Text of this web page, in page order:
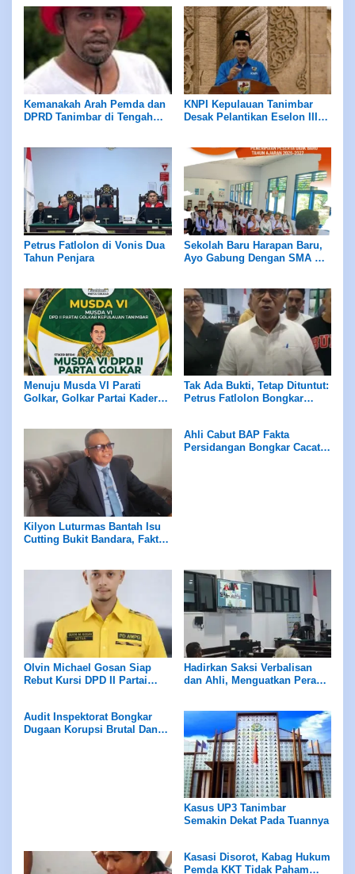
Merdeka Malang
Kemanakah Arah Pemda dan
DPRD Tanimbar di Tengah
KNPI Kepulauan Tanimbar
Desak Pelantikan Eselon III
Penempatan Bom Waktu
Petrus Fatlolon di Vonis Dua
Tahun Penjara
Sekolah Baru Harapan Baru,
Ayo Gabung Dengan SMA KU
Menuju Musda VI Parati
Golkar, Golkar Partai Kader
Tak Ada Bukti, Tetap Dituntut:
Petrus Fatlolon Bongkar
Kilyon Luturmas Bantah Isu
Cutting Bukit Bandara, Fakta
Ahli Cabut BAP Fakta
Persidangan Bongkar Cacat
Olvin Michael Gosan Siap
Rebut Kursi DPD II Partai
Hadirkan Saksi Verbalisan
dan Ahli, Menguatkan Peran
Audit Inspektorat Bongkar
Dugaan Korupsi Brutal Dana
Kasus UP3 Tanimbar
Semakin Dekat Pada Tuannya
Kasasi Disorot, Kabag Hukum
Pemda KKT Tidak Paham